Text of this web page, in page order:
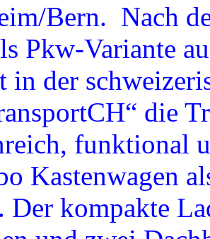
Bern. Nach
Pkw-Variante
in der
die
funktional
Kastenwagen
Der kompakte